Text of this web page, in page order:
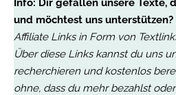
Info: Dir gefallen unsere Texte,
und möchtest uns unterstützen?
Affiliate Links in Form von
Über diese Links kannst du uns
recherchieren und kostenlos
ohne, dass du mehr bezahlst